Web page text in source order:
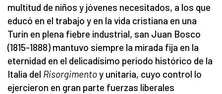
multitud de niños y jóvenes necesitados, a los que
educó en el trabajo y en la vida cristiana en una
Turín en plena fiebre industrial, san Juan Bosco
(1815-1888) mantuvo siempre la mirada fija en la
eternidad en el delicadísimo periodo histórico de la
Italia del Risorgimentoy unitaria, cuyo control lo
ejercieron en gran parte fuerzas liberales